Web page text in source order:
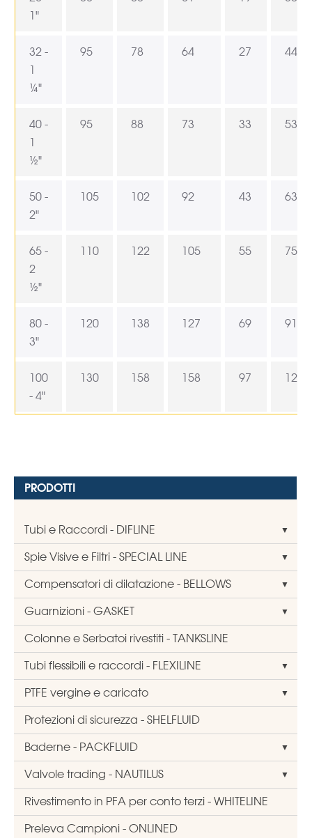
PRODOTTI
Tubi e Raccordi - DIFLINE
Spie Visive e Filtri - SPECIAL LINE
Compensatori di dilatazione - BELLOWS
Guarnizioni - GASKET
Colonne e Serbatoi rivestiti - TANKSLINE
Tubi flessibili e raccordi - FLEXILINE
PTFE vergine e caricato
Protezioni di sicurezza - SHELFLUID
Baderne - PACKFLUID
Valvole trading - NAUTILUS
Rivestimento in PFA per conto terzi - WHITELINE
Preleva Campioni - ONLINED
1"
32 -
1
¼"
95 78 64 27 44,5
40 -
1
½"
95 88 73 33 53
50 -
2"
105 102 92 43 63
65 -
2
½"
110 122 105 55 75,5
80 -
3"
120 138 127 69 91
100
- 4"
130 158 158 97 120